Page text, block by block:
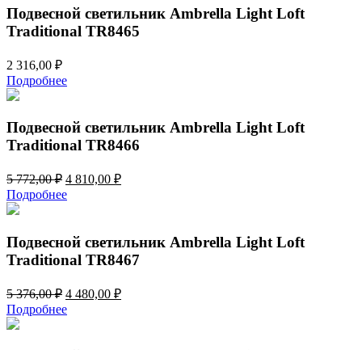
176,00 ₽.
Подвесной светильник Ambrella Light Loft
Traditional TR8465
2 316,00 ₽
Подробнее
Подвесной светильник Ambrella Light Loft
Traditional TR8466
5 772,00₽ Первоначальная
цена
составляла
772,00 ₽.
4 810,00 ₽Текущая
Подробнее
Подвесной светильник Ambrella Light Loft
Traditional TR8467
5 376,00₽ Первоначальная
цена
составляла
4 480,00 ₽Текущая
Подробнее